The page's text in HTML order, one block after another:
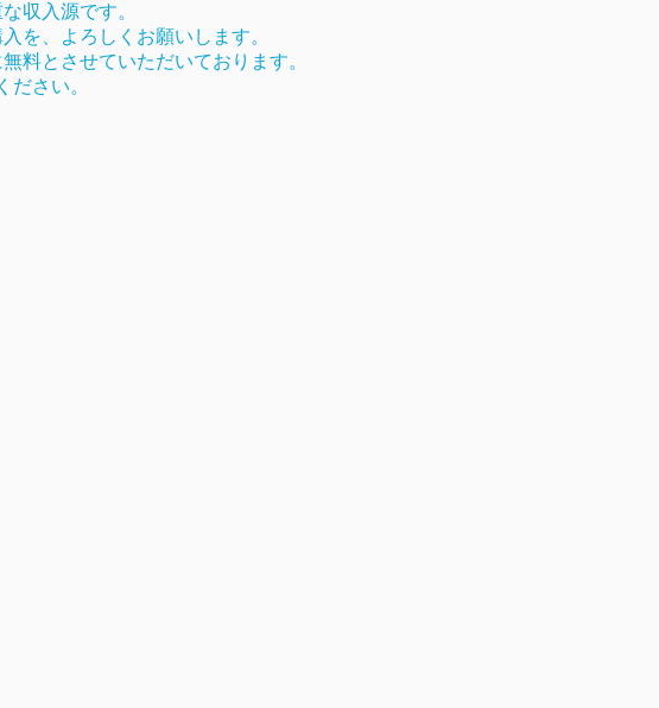
収入源です。
を、よろしくお願いします。
料とさせていただいております。
さい。